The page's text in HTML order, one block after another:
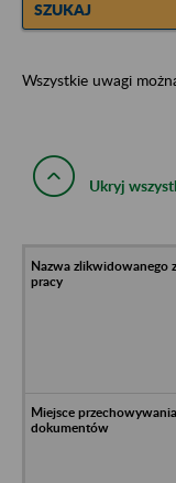
SZUKAJ
Wszystkie uwagi
Ukryj